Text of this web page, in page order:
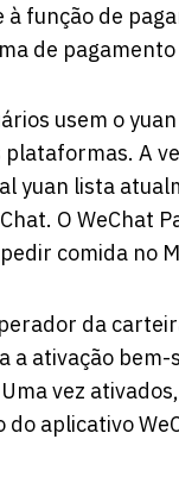
à função de
de
usem o
A
yuan lista
O WeChat
comida no
da
a ativação
vez
aplicativo